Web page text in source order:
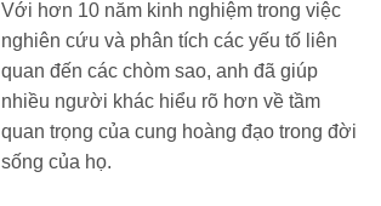
Với hơn 10 năm kinh nghiệm trong việc
nghiên cứu và phân tích các yếu tố liên
quan đến các chòm sao, anh đã giúp
nhiều người khác hiểu rõ hơn về tầm
quan trọng của cung hoàng đạo trong đời
sống của họ.